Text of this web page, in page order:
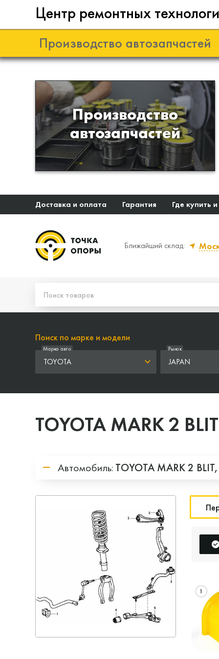
Центр ремонтных
Производство автозапчастей
Производство
автозапчастей
Разработка и
производство деталей из
эластомеров для подвески
автомобиля
Доставка и оплата Гарантия Где купить
Ближайший склад:
Поиск по марке и модели
TOYOTA
Марка авто
JAPAN
Рынок
TOYOTA MARK 2 BLIT
Автомобиль: TOYOTAMARK 2
1